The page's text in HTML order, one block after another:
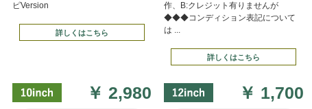
ピVersion
詳しくはこちら
￥2,980
作、B:クレジット有りませんが
◆◆◆コンディション表記について
は ...
詳しくはこちら
￥ 1,700